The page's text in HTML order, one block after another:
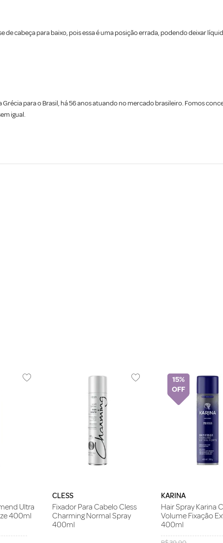
cabeça para baixo, pois essa é uma posição errada, podendo deixar
para o Brasil, há 56 anos atuando no mercado brasileiro. Fomos
igual.
Ultra
400ml
CLESS
Fixador Para Cabelo Cless
Charming Normal Spray
400ml
15%
KARINA
Hair Spray Karina
Volume Fixação
400ml